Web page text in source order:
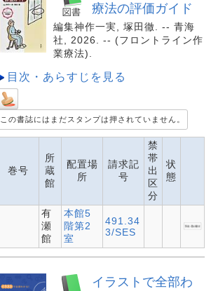
療法の評価ガイド
編集神作一実, 塚田徹. -- 青海
社, 2026. -- (フロントライン作
業療法).
目次・あらすじを見る
この書誌にはまだスタンプは押されていません。
巻号
所
蔵
館
配置場
所
請求記
号
禁
帯
出
区
分
状
態
有
瀬
館
本館5
階第2
室
491.34
3/SES
イラストで全部わ